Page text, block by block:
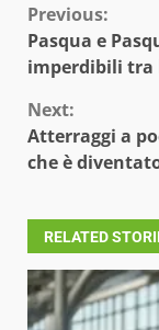
Continue
Reading
Previous:
Pasqua e
imperdibili tra
Next:
Atterraggi a
che è
RELATED